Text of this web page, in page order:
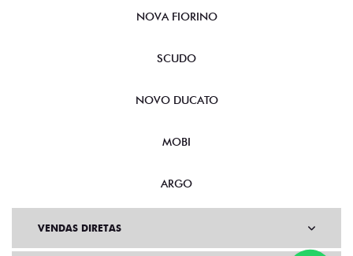
NOVA FIORINO
SCUDO
NOVO DUCATO
MOBI
ARGO
VENDAS DIRETAS